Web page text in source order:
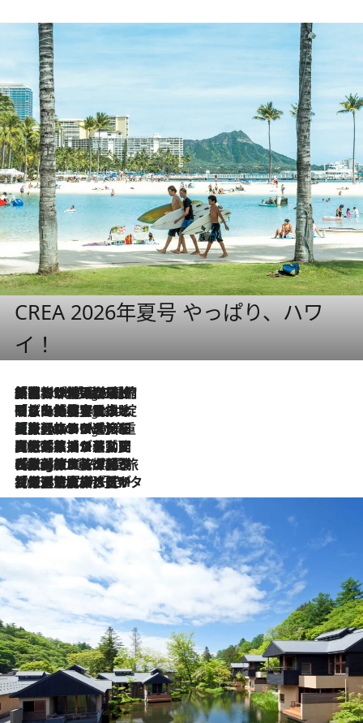
CREA 2026年夏号 やっぱり、ハワ
イ！
4 Hours Ago
「荷物が増えるほど旅ストレスは増す」美容ジャーナリストがたどり着いた最終結論。“化粧品を劇的に減らす”感動の凝縮美容とは
4 Hours Ago
「旅先には金髪ウィッグを持参」日本と同じメイクでは損してる!? 美容ジャーナリストが提案する“掟破りの旅美容”とは
4 Hours Ago
【厳選旅コスメ】「身軽さ＆UV対策重視！」ヘアアーティストshucoが選んだ夏旅ベストコスメを発表【Mサイズジップ】
2026.8.5
【厳選旅コスメ】国内をあちこち移動する河井菜摘が選んだ夏旅ベストコスメ発表！「リラックスアイテムはマスト」【Mサイズジップ】
2026.8.4
【厳選旅コスメ】「紫外線＆乾燥対策しながらメイク感も！」ヘア＆メイクGeorgeが選んだ夏旅ベストコスメを発表！【Mサイズジップ】
2026.8.3
【厳選旅コスメ】「保湿もタイパ重視！」“サウナ好き”タレント清水みさとが愛用する夏旅ベストコスメを発表！【Mサイズジップ】